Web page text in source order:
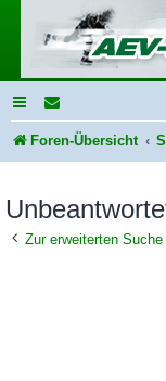
Foren-Übersicht
Zur erweiterten Suche